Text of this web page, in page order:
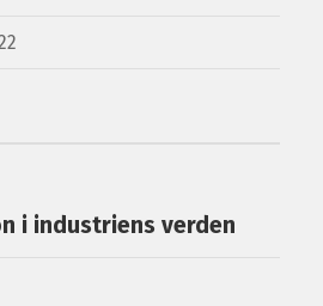
i industriens verden